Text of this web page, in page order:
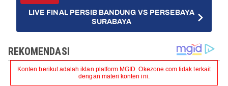
LIVE FINAL PERSIB BANDUNG VS PERSEBAYA
SURABAYA